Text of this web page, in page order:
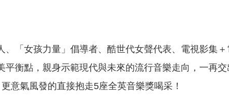
、「女孩力量」倡導者、酷世代女聲代表、電視影集
平衡點，親身示範現代與未來的流行音樂走向，一再
意氣風發的直接抱走5座全英音樂獎喝采！